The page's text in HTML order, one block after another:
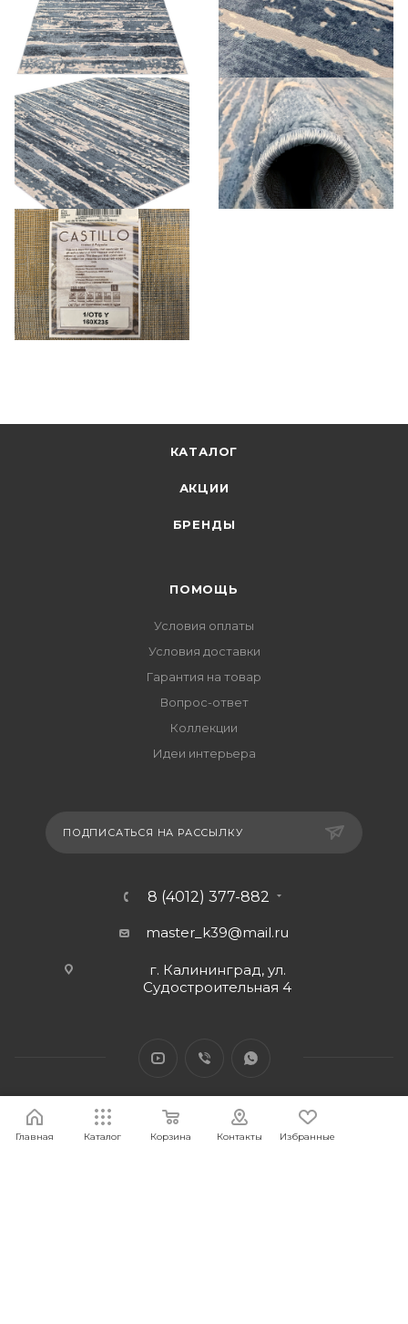
КАТАЛОГ
АКЦИИ
БРЕНДЫ
ПОМОЩЬ
Условия оплаты
Условия доставки
Гарантия на товар
Вопрос-ответ
Коллекции
Идеи интерьера
ПОДПИСАТЬСЯ НА РАССЫЛКУ
8 (4012) 377-882
master_k39@mail.ru
г. Калининград, ул.
Судостроительная 4
Главная Каталог Корзина Контакты Избранные